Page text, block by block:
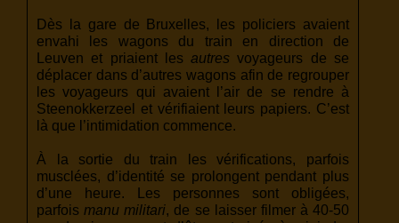
Dès la gare de Bruxelles, les policiers avaient
envahi les wagons du train en direction de
Leuven et priaient lesautres voyageurs de se
déplacer dans d’autres wagons afin de regrouper
les voyageurs qui avaient l’air de se rendre à
Steenokkerzeel et vérifiaient leurs papiers. C’est
là que l’intimidation commence.
À la sortie du train les vérifications, parfois
musclées, d’identité se prolongent pendant plus
d’une heure. Les personnes sont obligées,
parfoismanu militari, de se laisser filmer à 40-50